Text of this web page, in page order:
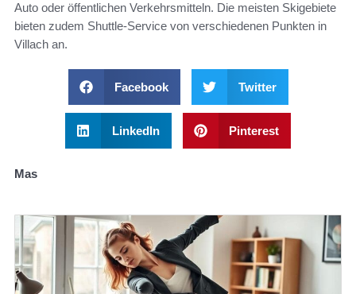
Auto oder öffentlichen Verkehrsmitteln. Die meisten Skigebiete
bieten zudem Shuttle-Service von verschiedenen Punkten in
Villach an.
Facebook Twitter
LinkedIn Pinterest
Mas